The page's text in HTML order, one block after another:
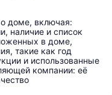
доме, включая:
наличие и список
в доме,
такие как год
и использованные
компании: её